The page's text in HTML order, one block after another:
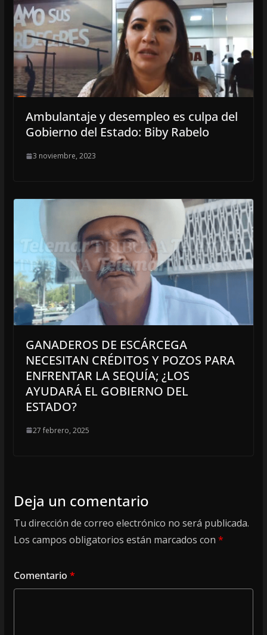
Ambulantaje y desempleo es culpa del
Gobierno del Estado: Biby Rabelo
3 noviembre, 2023
GANADEROS DE ESCÁRCEGA
NECESITAN CRÉDITOS Y POZOS PARA
ENFRENTAR LA SEQUÍA; ¿LOS
AYUDARÁ EL GOBIERNO DEL
ESTADO?
27 febrero, 2025
Deja un comentario
Tu dirección de correo electrónico no será publicada.
Los campos obligatorios están marcados con *
Comentario *